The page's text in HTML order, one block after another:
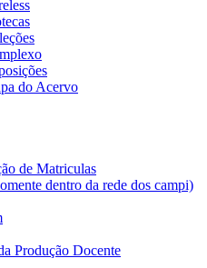
do Acervo
de Matriculas
dentro da rede dos campi)
Produção Docente